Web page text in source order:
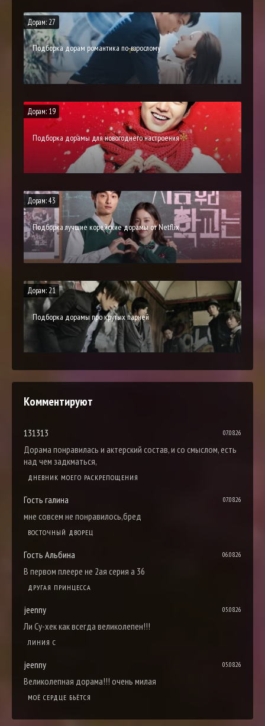
Дорам: 27
Подборка дорам романтика по-взрослому
Дорам: 19
Подборка дорамы для новогоднего настроения
Дорам: 43
Подборка лучшие корейские дорамы от Netflix
Дорам: 21
Подборка дорамы про крутых парней
Комментируют
131313 07.08.26
Дорама понравилась и актерский состав, и со смыслом, есть
над чем задкматься,
ДНЕВНИК МОЕГО РАСКРЕПОЩЕНИЯ
Гость галина 07.08.26
мне совсем не понравилось,бред
ВОСТОЧНЫЙ ДВОРЕЦ
Гость Альбина 06.08.26
В первом плеере не 2ая серия а 36
ДРУГАЯ ПРИНЦЕССА
jeenny 05.08.26
Ли Су-хек как всегда великолепен!!!
ЛИНИЯ С
jeenny 05.08.26
Великолепная дорама!!! очень милая
МОЁ СЕРДЦЕ БЬЁТСЯ